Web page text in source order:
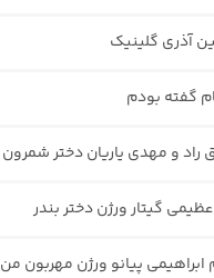
آذری گلینیک
گفته بودم
راد و مهدی یاریان دختر شمرون
گیتار ورژن دختر بندر
پیانو ورژن مهربون من